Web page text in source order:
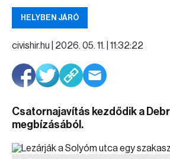
HELYBEN JÁRÓ
civishir.hu | 2026. 05. 11. | 11:32:22
Csatornajavítás kezdődik a
megbízásából.